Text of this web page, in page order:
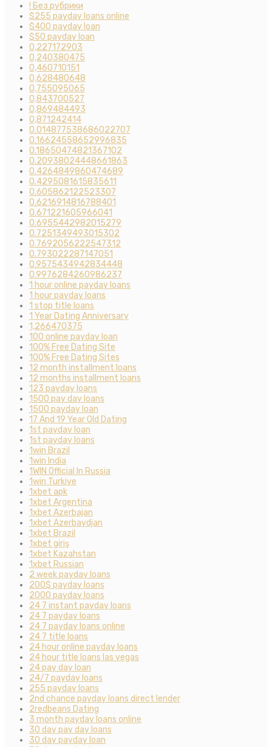
! Без рубрики
$255 payday loans online
$400 payday loan
$50 payday loan
0,227172903
0,240380475
0,460710151
0,628480648
0,755095065
0,843700527
0,869484493
0,871242414
0.014877538686022707
0.16624558652996835
0.18650474821367102
0.20938024448661863
0.4264849860474689
0.4295081615835611
0.605862122523307
0.6216914816788401
0.671221605966041
0.6955442982015279
0.7251349493015302
0.7692056222547312
0.793022287147051
0.9575434942834448
0.9976284260986237
1 hour online payday loans
1 hour payday loans
1 stop title loans
1 Year Dating Anniversary
1,266470375
100 online payday loan
100% Free Dating Site
100% Free Dating Sites
12 month installment loans
12 months installment loans
123 payday loans
1500 pay day loans
1500 payday loan
17 And 19 Year Old Dating
1st payday loan
1st payday loans
1win Brazil
1win India
1WIN Official In Russia
1win Turkiye
1xbet apk
1xbet Argentina
1xbet Azerbajan
1xbet Azerbaydjan
1xbet Brazil
1xbet giriş
1xbet Kazahstan
1xbet Russian
2 week payday loans
200$ payday loans
2000 payday loans
24 7 instant payday loans
24 7 payday loans
24 7 payday loans online
24 7 title loans
24 hour online payday loans
24 hour title loans las vegas
24 pay day loan
24/7 payday loans
255 payday loans
2nd chance payday loans direct lender
2redbeans Dating
3 month payday loans online
30 day pay day loans
30 day payday loan